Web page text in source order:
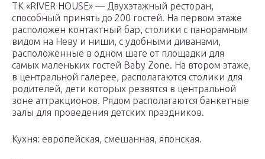
ТК «RIVER HOUSE» — Двухэтажный ресторан,
способный принять до 200 гостей. На первом этаже
расположен контактный бар, столики с панорамным
видом на Неву и ниши, с удобными диванами,
расположенные в одном шаге от площадки для
самых маленьких гостей Baby Zone. На втором этаже,
в центральной галерее, располагаются столики для
родителей, дети которых резвятся в центральной
зоне аттракционов. Рядом располагаются банкетные
залы для проведения детских праздников.
Кухня: европейская, смешанная, японская.